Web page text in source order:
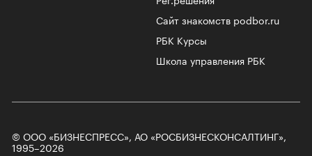
Сайт знакомств podbor.ru
РБК Курсы
Школа управления РБК
© ООО «БИЗНЕСПРЕСС», АО «РОСБИЗНЕСКОНСАЛТИНГ»,
1995–2026